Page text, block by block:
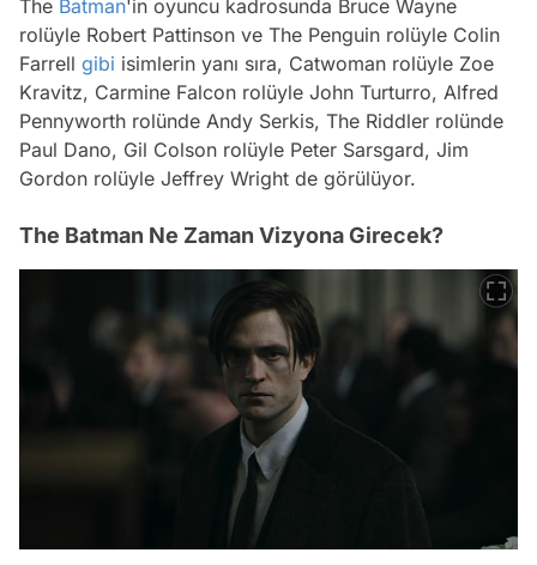
The Batman'in oyuncu kadrosunda Bruce Wayne
rolüyle Robert Pattinson ve The Penguin rolüyle Colin
Farrell gibi isimlerin yanı sıra, Catwoman rolüyle Zoe
Kravitz, Carmine Falcon rolüyle John Turturro, Alfred
Pennyworth rolünde Andy Serkis, The Riddler rolünde
Paul Dano, Gil Colson rolüyle Peter Sarsgard, Jim
Gordon rolüyle Jeffrey Wright de görülüyor.
The Batman Ne Zaman Vizyona Girecek?